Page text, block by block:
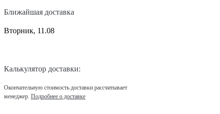
Ближайшая доставка
Вторник, 11.08
Калькулятор доставки:
Окончательную стоимость доставки рассчитывает
менеджер. Подробнее о доставке